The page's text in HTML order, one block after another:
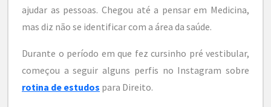
ajudar as pessoas. Chegou até a pensar em Medicina,
mas diz não se identificar com a área da saúde.
Durante o período em que fez cursinho pré vestibular,
começou a seguir alguns perfis no Instagram sobre
rotina de estudos para Direito.